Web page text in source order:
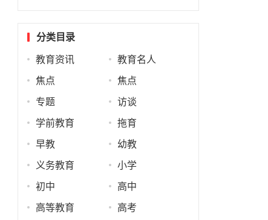
分类目录
教育资讯 教育名人
焦点 焦点
专题 访谈
学前教育 拖育
早教 幼教
义务教育 小学
初中 高中
高等教育 高考